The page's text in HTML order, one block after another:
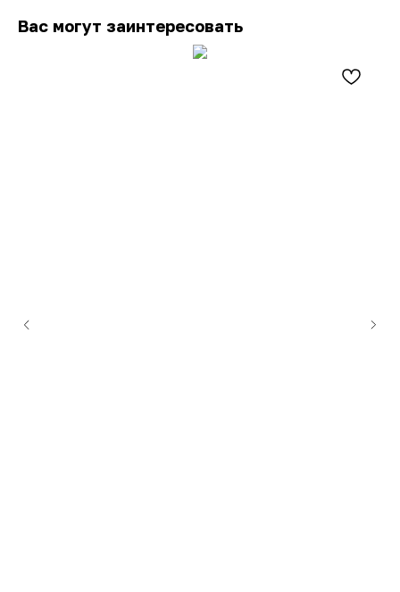
Вас могут заинтересовать